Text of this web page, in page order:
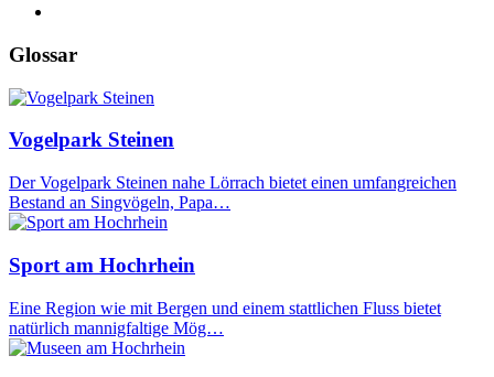
Glossar
Vogelpark Steinen
Der Vogelpark Steinen nahe Lörrach bietet einen umfangreichen
Bestand an Singvögeln, Papa…
Sport am Hochrhein
Eine Region wie mit Bergen und einem stattlichen Fluss bietet
natürlich mannigfaltige Mög…